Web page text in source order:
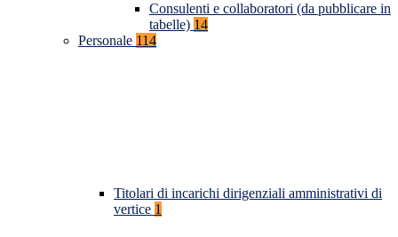
Consulenti e collaboratori (da pubblicare in
tabelle) 14
Personale 114
Titolari di incarichi dirigenziali amministrativi di
vertice 1